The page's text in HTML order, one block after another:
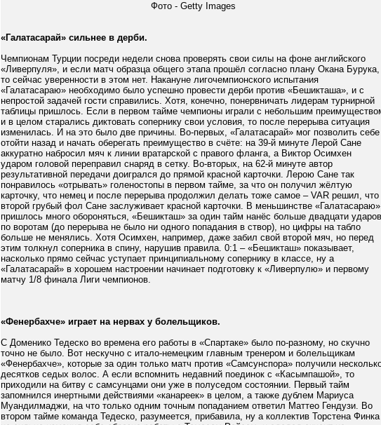
Фото - Getty Images
«Галатасарай» сильнее в дерби.
Чемпионам Турции посреди недели снова проверять свои силы на фоне английского
«Ливерпуля», и если матч образца общего этапа прошёл согласно плану Окана Бурука,
то сейчас уверенности в этом нет. Накануне лигочемпионского испытания
«Галатасараю» необходимо было успешно провести дерби против «Бешикташа», и с
непростой задачей гости справились. Хотя, конечно, понервничать лидерам турнирной
таблицы пришлось. Если в первом тайме чемпионы играли с небольшим
и в целом старались диктовать сопернику свои условия, то после перерыва ситуация
изменилась. И на это было две причины. Во-первых, «Галатасарай» мог позволить себе
отойти назад и начать оберегать преимущество в счёте: на 39-й минуте Лерой Сане
аккуратно набросил мяч к линии вратарской с правого фланга, а Виктор Осимхен
ударом головой переправил снаряд в сетку. Во-вторых, на 62-й минуте автор
результативной передачи доигрался до прямой красной карточки. Лерою Сане так
понравилось «отрывать» голеностопы в первом тайме, за что он получил жёлтую
карточку, что немец и после перерыва продолжил делать тоже самое – VAR решил, что
второй грубый фол Сане заслуживает красной карточки. В меньшинстве «Галатасараю»
пришлось много обороняться, «Бешикташ» за один тайм нанёс больше двадцати ударов
по воротам (до перерыва не было ни одного попадания в створ), но цифры на табло
больше не менялись. Хотя Осимхен, например, даже забил свой второй мяч, но перед
этим толкнул соперника в спину, нарушив правила. 0:1 – «Бешикташ» показывает,
насколько прямо сейчас уступает принципиальному сопернику в классе, ну а
«Галатасарай» в хорошем настроении начинает подготовку к «Ливерпулю» и первому
матчу 1/8 финала Лиги чемпионов.
«Фенербахче» играет на нервах у болельщиков.
С Доменико Тедеско во времена его работы в «Спартаке» было по-разному, но скучно
точно не было. Вот нескучно с итало-немецким главным тренером и болельщикам
«Фенербахче», которые за один только матч против «Самсунспора» получили
десятков седых волос. А если вспомнить недавний поединок с «Касымпашой», то
приходили на битву с самсунцами они уже в полуседом состоянии. Первый тайм
запомнился инертными действиями «канареек» в целом, а также дублем Мариуса
Муандилмаджи, на что только одним точным попаданием ответил Маттео Гендузи. Во
втором тайме команда Тедеско, разумеется, прибавила, ну а коллектив Торстена Финка